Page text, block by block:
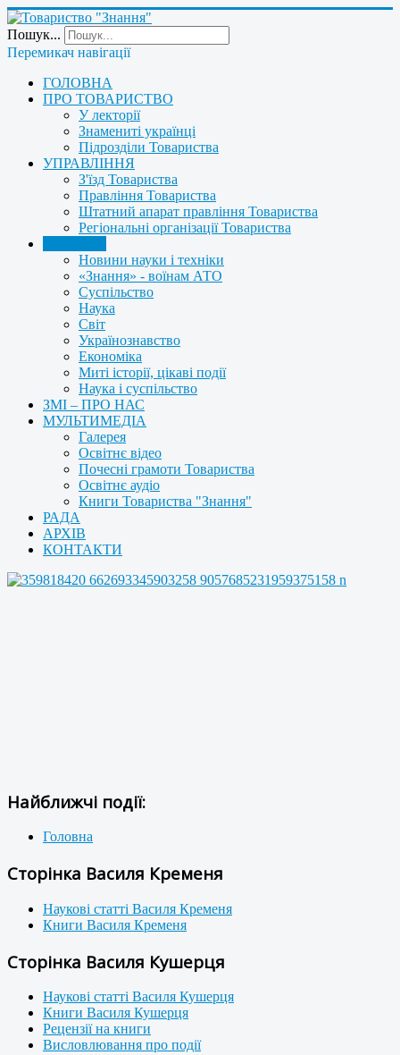
Пошук...
Перемикач навігації
ГОЛОВНА
ПРО ТОВАРИСТВО
У лекторії
Знамениті українці
Підрозділи Товариства
УПРАВЛІННЯ
З'їзд Товариства
Правління Товариства
Штатний апарат правління Товариства
Регіональні організації Товариства
Новини науки і техніки
«Знання» - воїнам АТО
Суспільство
Наука
Світ
Українознавство
Економіка
Миті історії, цікаві події
Наука і суспільство
ЗМІ – ПРО НАС
МУЛЬТИМЕДІА
Галерея
Освітнє відео
Почесні грамоти Товариства
Освітнє аудіо
Книги Товариства "Знання"
РАДА
АРХІВ
КОНТАКТИ
Найближчі події:
Головна
Сторінка Василя Кременя
Наукові статті Василя Кременя
Книги Василя Кременя
Сторінка Василя Кушерця
Наукові статті Василя Кушерця
Книги Василя Кушерця
Рецензії на книги
Висловлювання про події